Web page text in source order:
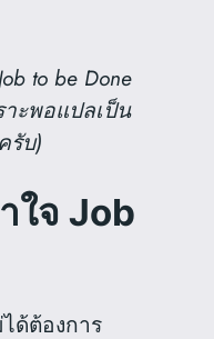
to be Done
ะพอแปลเป็น
รับ)
ใจ Job
ด้ต้องการ